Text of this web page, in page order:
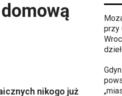
nikogo już
przy